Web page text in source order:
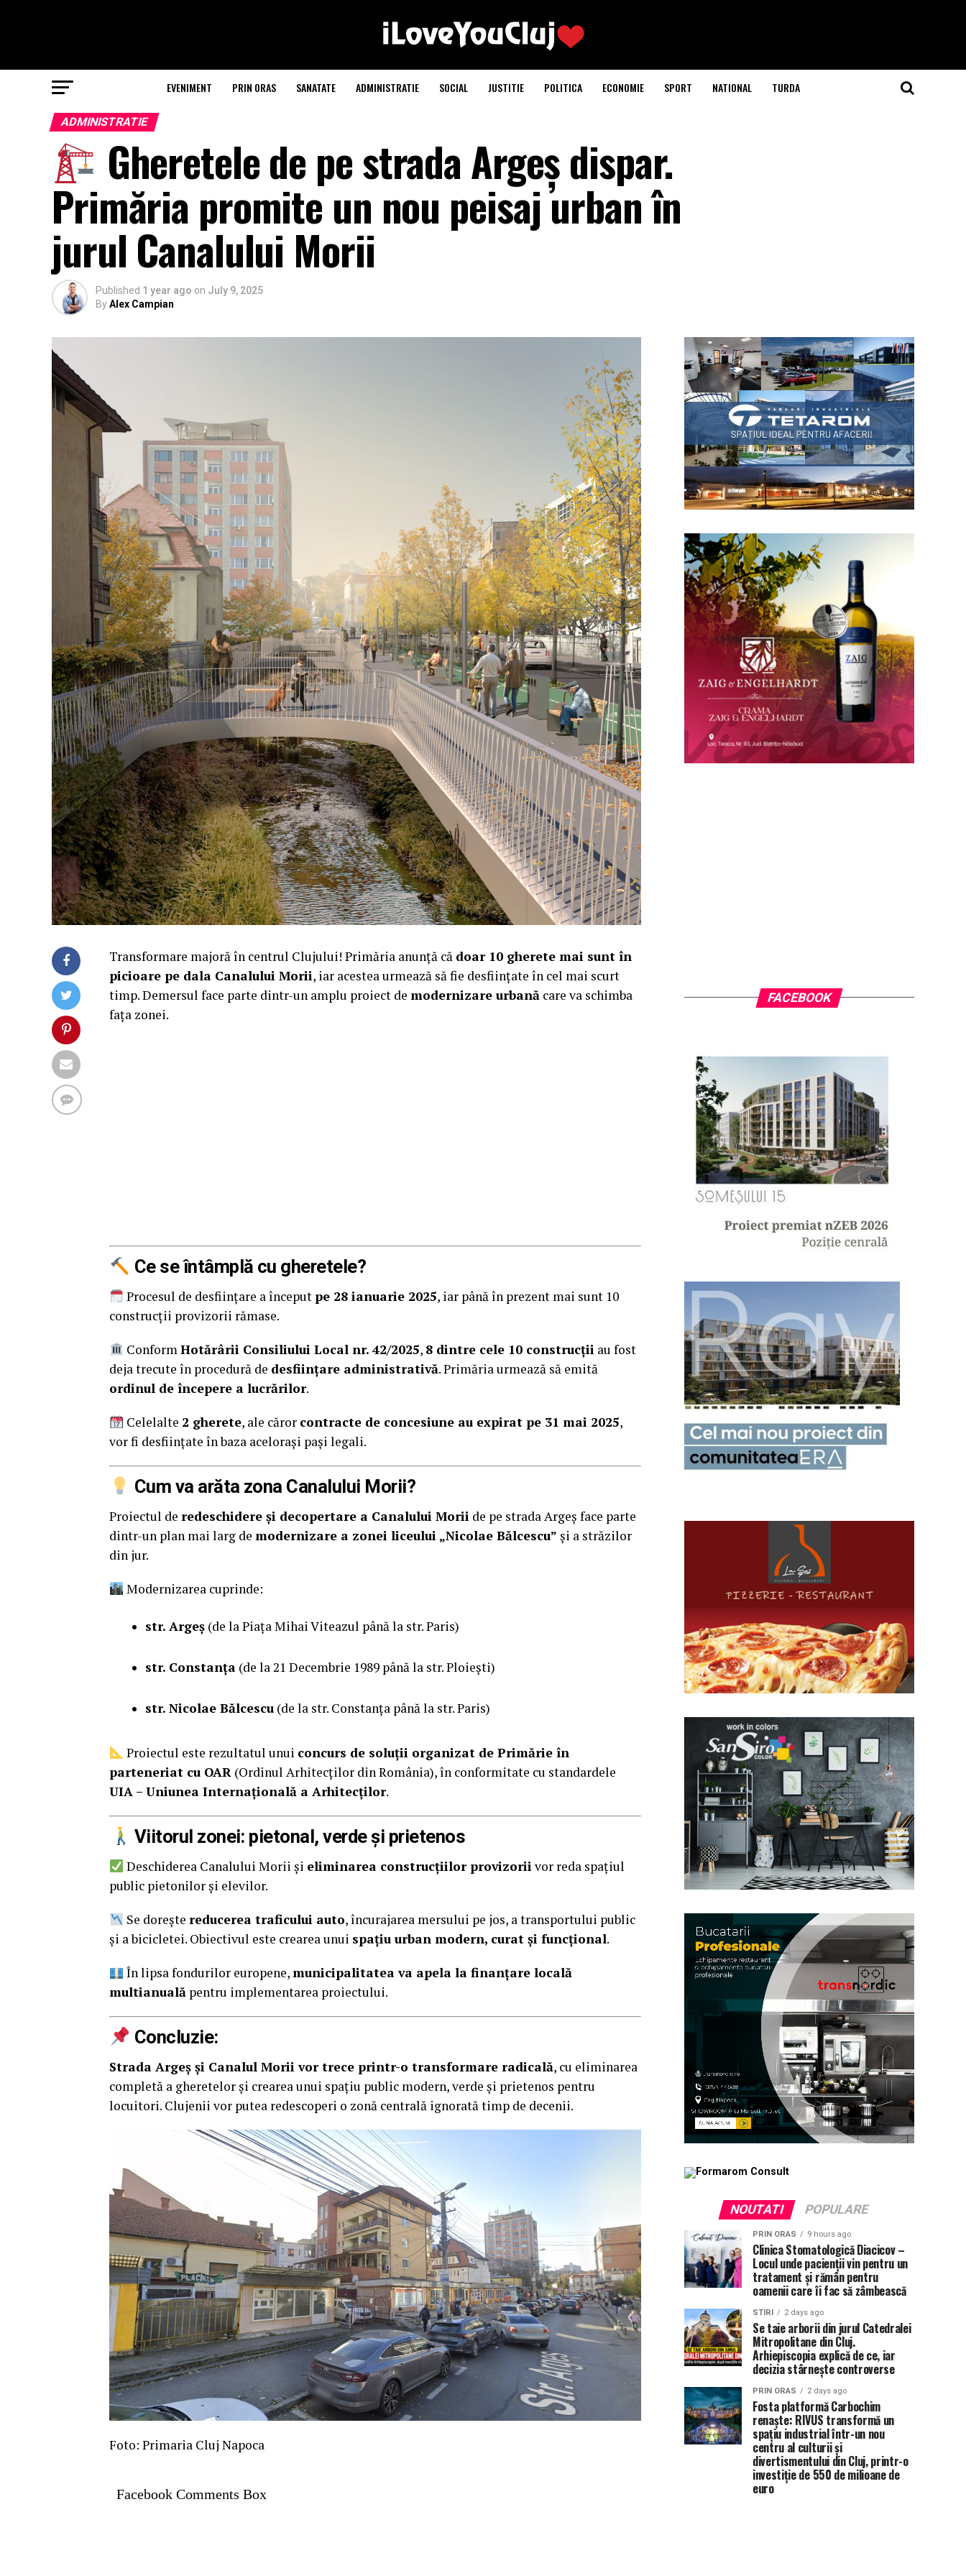
EVENIMENT PRIN ORAS SANATATE ADMINISTRATIE SOCIAL JUSTITIE POLITICA ECONOMIE SPORT NATIONAL TURDA
ADMINISTRATIE
Gheretele de pe strada Argeș dispar.
Primăria promite un nou peisaj urban în
jurul Canalului Morii
Published 1 year ago on July 9, 2025
ByAlex Campian
Transformare majoră în centrul Clujului! Primăria anunță că doar 10 gherete mai sunt în
picioare pe dala Canalului Morii, iar acestea urmează să fie desființate în cel mai scurt
timp. Demersul face parte dintr-un amplu proiect de modernizare urbană care va schimba
fața zonei.
Ce se întâmplă cu gheretele?
Procesul de desființare a început pe 28 ianuarie 2025, iar până în prezent mai sunt 10
construcții provizorii rămase.
ConformHotărârii Consiliului Local nr. 42/2025, 8 dintre cele 10 construcții au fost
deja trecute în procedură de desființare administrativă. Primăria urmează să emită
ordinul de începere a lucrărilor.
Celelalte 2 gherete, ale căror contracte de concesiune au expirat pe 31 mai 2025,
vor fi desființate în baza acelorași pași legali.
Cum va arăta zona Canalului Morii?
Proiectul de redeschidere și decopertare a Canalului Morii de pe strada Argeș face parte
dintr-un plan mai larg de modernizare a zonei liceului „Nicolae Bălcescu” și a străzilor
din jur.
Modernizarea cuprinde:
str. Argeș (de la Piața Mihai Viteazul până la str. Paris)
str. Constanța (de la 21 Decembrie 1989 până la str. Ploiești)
str. Nicolae Bălcescu (de la str. Constanța până la str. Paris)
Proiectul este rezultatul unui concurs de soluții organizat de Primărie în
parteneriat cu OAR (Ordinul Arhitecților din România), în conformitate cu standardele
UIA – Uniunea Internațională a Arhitecților.
Viitorul zonei: pietonal, verde și prietenos
Deschiderea Canalului Morii și eliminarea construcțiilor provizoriivor reda spațiul
public pietonilor și elevilor.
Se doreștereducerea traficului auto, încurajarea mersului pe jos, a transportului public
și a bicicletei. Obiectivul este crearea unui spațiu urban modern, curat și funcțional.
În lipsa fondurilor europene,municipalitatea va apela la finanțare locală
multianuală pentru implementarea proiectului.
Concluzie:
Strada Argeș și Canalul Morii vor trece printr-o transformare radicală, cu eliminarea
completă a gheretelor și crearea unui spațiu public modern, verde și prietenos pentru
locuitori. Clujenii vor putea redescoperi o zonă centrală ignorată timp de decenii.
Foto: Primaria Cluj Napoca
Facebook Comments Box
FACEBOOK
NOUTATI POPULARE
PRIN ORAS 9 hours ago
Clinica Stomatologică Diacicov –
Locul unde pacienții vin pentru un
tratament și rămân pentru
oamenii care îi fac să zâmbească
STIRI 2 days ago
Se taie arborii din jurul Catedralei
Mitropolitane din Cluj.
Arhiepiscopia explică de ce, iar
decizia stârnește controverse
PRIN ORAS 2 days ago
Fosta platformă Carbochim
renaște: RIVUS transformă un
spațiu industrial într-un nou
centru al culturii și
divertismentului din Cluj, printr-o
investiție de 550 de milioane de
euro